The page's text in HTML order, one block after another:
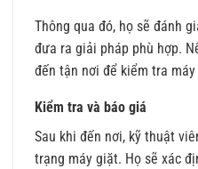
Thông qua đó, họ sẽ đánh
đưa ra giải pháp phù hợp.
đến tận nơi để kiểm tra
Kiểm tra và báo giá
Sau khi đến nơi, kỹ thuật
trạng máy giặt. Họ sẽ xác